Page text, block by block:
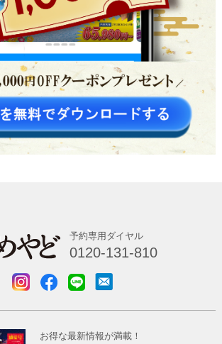
予約専用ダイヤル
0120-131-810
お得な最新情報が満載！